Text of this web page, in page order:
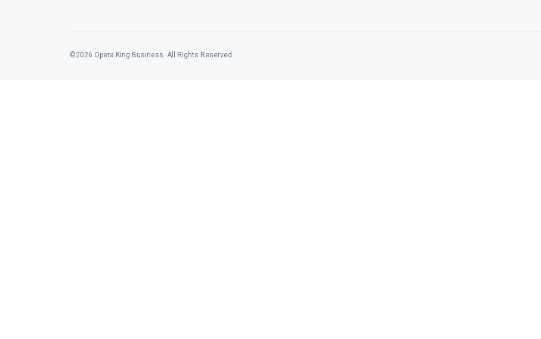
©2026 Opera King Business. All Rights Reserved.